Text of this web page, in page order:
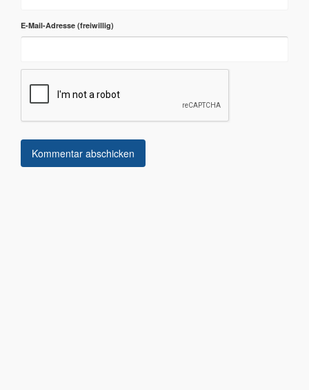
E-Mail-Adresse